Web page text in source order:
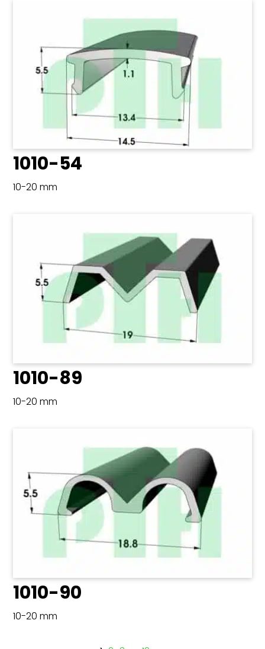
1010-54
10-20 mm
1010-89
10-20 mm
1010-90
10-20 mm